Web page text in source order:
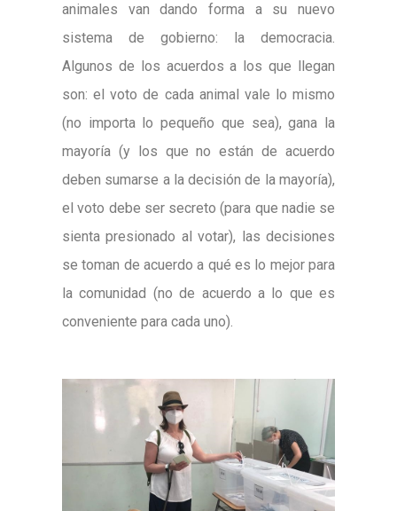
animales van dando forma a su nuevo
sistema de gobierno: la democracia.
Algunos de los acuerdos a los que llegan
son: el voto de cada animal vale lo mismo
(no importa lo pequeño que sea), gana la
mayoría (y los que no están de acuerdo
deben sumarse a la decisión de la mayoría),
el voto debe ser secreto (para que nadie se
sienta presionado al votar), las decisiones
se toman de acuerdo a qué es lo mejor para
la comunidad (no de acuerdo a lo que es
conveniente para cada uno).